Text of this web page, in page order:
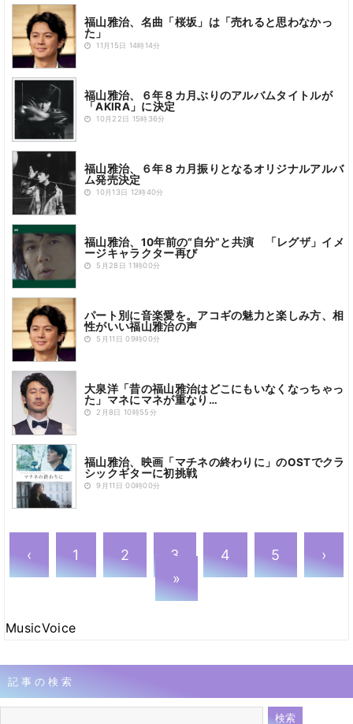
福山雅治、名曲「桜坂」は「売れると思わなかっ
た」
11月15日 14時14分
福山雅治、６年８カ月ぶりのアルバムタイトルが
「AKIRA」に決定
10月22日 15時36分
福山雅治、６年８カ月振りとなるオリジナルアルバ
ム発売決定
10月13日 12時40分
福山雅治、10年前の“自分”と共演 「レグザ」イメ
ージキャラクター再び
5月28日 11時00分
パート別に音楽愛を。アコギの魅力と楽しみ方、相
性がいい福山雅治の声
5月11日 09時00分
大泉洋「昔の福山雅治はどこにもいなくなっちゃっ
た」マネにマネが重なり…
2月8日 10時55分
福山雅治、映画「マチネの終わりに」のOSTでクラ
シックギターに初挑戦
9月11日 00時00分
‹ 1 2 3 4 5
›
»
MusicVoice
記事の検索